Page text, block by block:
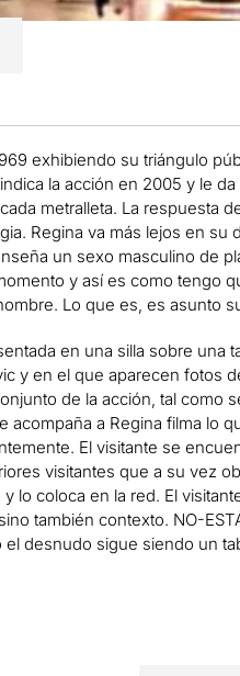
exhibiendo su triángulo
la acción en 2005 y le
metralleta. La respuesta
Regina va más lejos en su
un sexo masculino de
y así es como tengo
Lo que es, es asunto
en una silla sobre una
y en el que aparecen fotos
de la acción, tal como
acompaña a Regina filma lo
El visitante se
visitantes que a su vez
lo coloca en la red. El
tam­bién contexto. NO-
desnudo sigue siendo un